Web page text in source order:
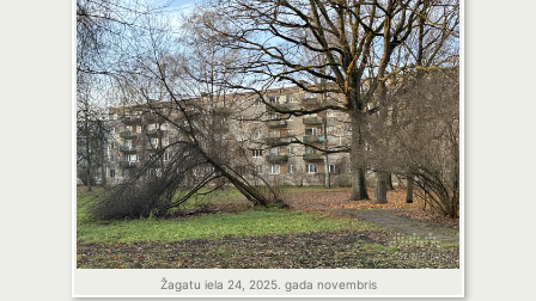
Žagatu iela 24, 2025. gada novembris